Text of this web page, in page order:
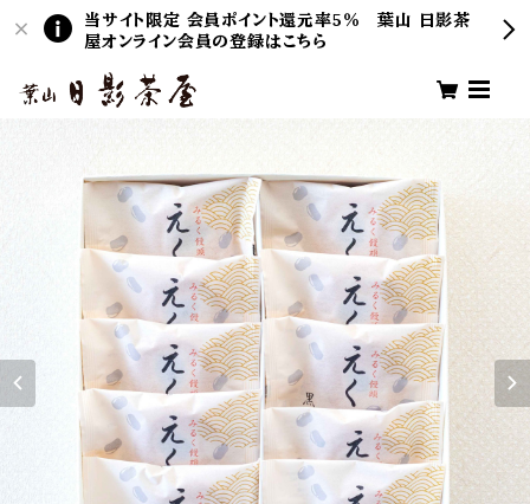
当サイト限定 会員ポイント還元率5％ 葉山 日影茶
屋オンライン会員の登録はこちら